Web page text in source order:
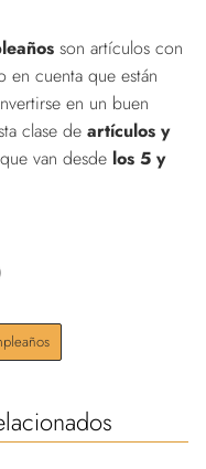
son artículos con
en cuenta que están
en un buen
clase de artículos y
van desde los 5 y